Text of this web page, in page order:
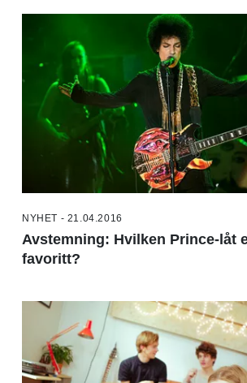
NYHET - 21.04.2016
Avstemning: Hvilken Prince-låt
favoritt?